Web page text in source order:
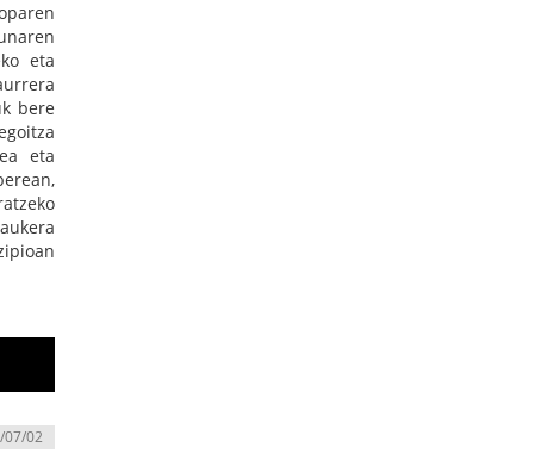
eta
bere
eta
07/02